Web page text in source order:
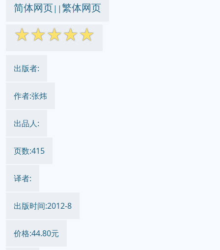
简体网页||繁体网页
☆☆☆☆☆
出版者:
作者:张炜
出品人:
页数:415
译者:
出版时间:2012-8
价格:44.80元